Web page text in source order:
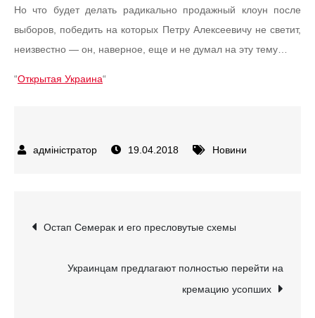
Но что будет делать радикально продажный клоун после
выборов, победить на которых Петру Алексеевичу не светит,
неизвестно — он, наверное, еще и не думал на эту тему…
“Открытая Украина“
19.04.2018 Новини
Навігація
записів
Остап Семерак и его пресловутые схемы
Украинцам предлагают полностью перейти на
кремацию усопших